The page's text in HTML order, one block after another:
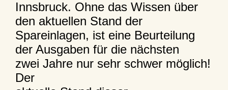
Innsbruck. Ohne das Wissen über
den aktuellen Stand der
Spareinlagen, ist eine Beurteilung
der Ausgaben für die nächsten
zwei Jahre nur sehr schwer möglich!
Der